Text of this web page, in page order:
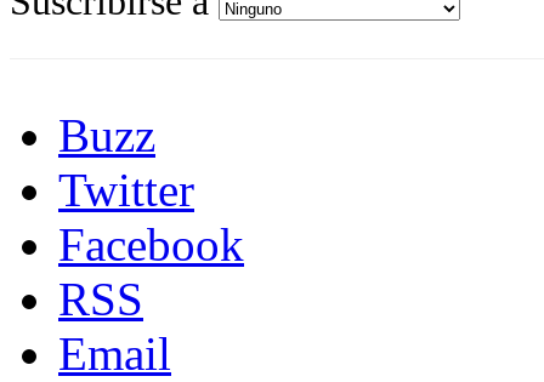
Buzz
Twitter
Facebook
RSS
Email